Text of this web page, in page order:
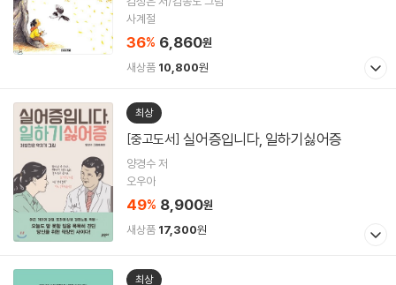
사계절
36% 6,860원
새상품 10,800원
최상
[중고도서] 실어증입니다, 일하기싫어증
양경수 저
오우아
49% 8,900원
새상품 17,300원
최상